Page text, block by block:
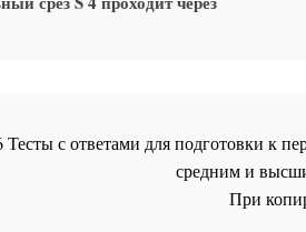
Тесты с ответами для подготовки к
средним и
При